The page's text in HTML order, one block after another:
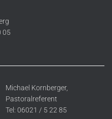
05
Michael Kornberger,
Pastoralreferent
Tel: 06021 / 5 22 85